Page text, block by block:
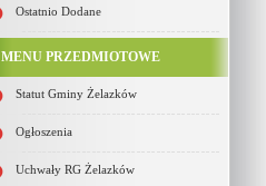
Ostatnio Dodane
MENU PRZEDMIOTOWE
Statut Gminy Żelazków
Ogłoszenia
Uchwały RG Żelazków